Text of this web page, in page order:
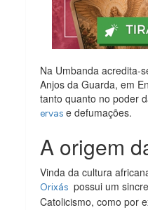
Na Umbanda acredita-
Anjos da Guarda, em
tanto quanto no poder
ervase defumações.
A origem
Vinda da cultura
Orixás possui um
Catolicismo, como por